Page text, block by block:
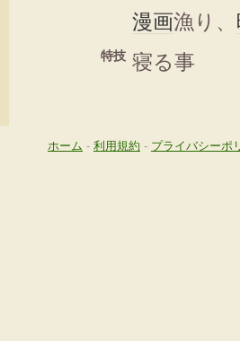
漫画漁り、
特技 寝る事
ホーム - 利用規約 - プライバシーポ